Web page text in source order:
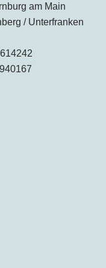
am Main
/ Unterfranken